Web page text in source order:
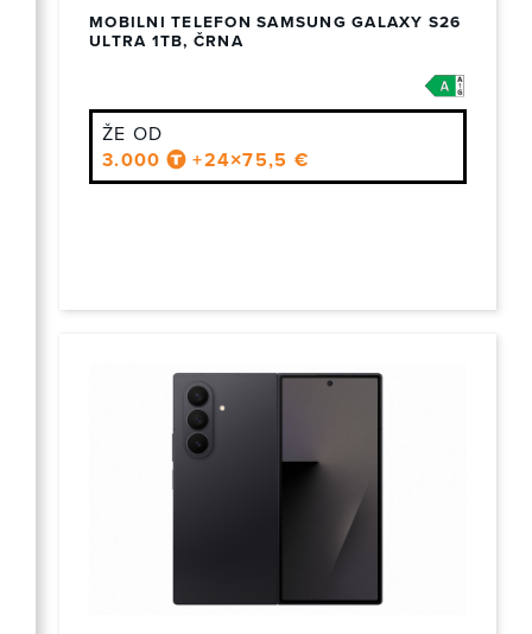
MOBILNI TELEFON SAMSUNG GALAXY S26
ULTRA 1TB, ČRNA
ŽE OD
3.000
+24×75,5 €